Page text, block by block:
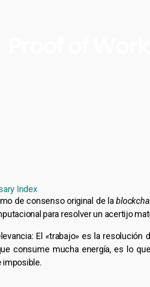
Index
de consenso original de la
para resolver un acertijo
El «trabajo» es la
consume mucha energía, es lo
imposible.